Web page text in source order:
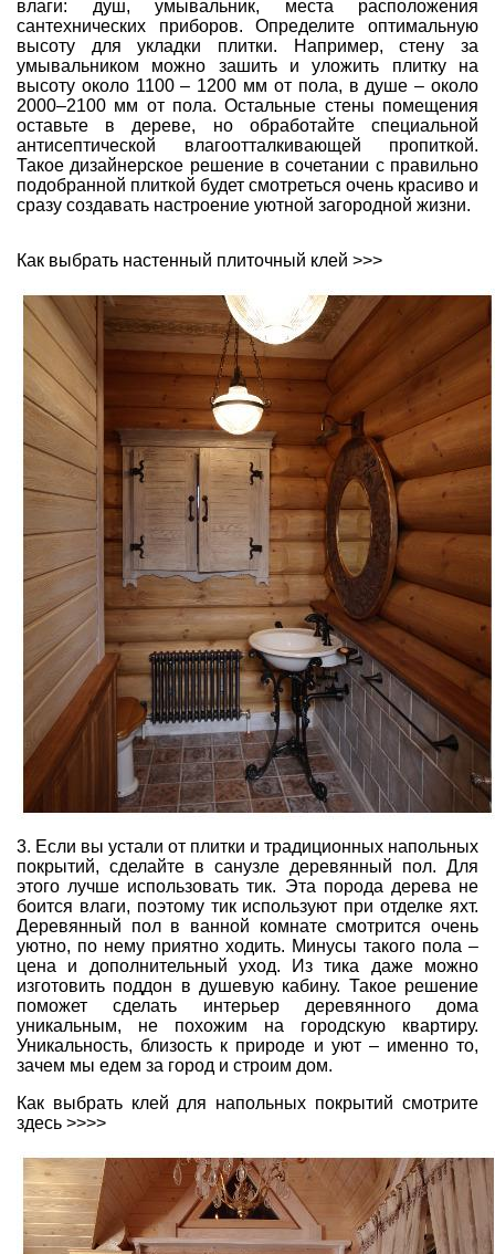
влаги: душ, умывальник, места расположения
сантехнических приборов. Определите оптимальную
высоту для укладки плитки. Например, стену за
умывальником можно зашить и уложить плитку на
высоту около 1100 – 1200 мм от пола, в душе – около
2000–2100 мм от пола. Остальные стены помещения
оставьте в дереве, но обработайте специальной
антисептической влагоотталкивающей пропиткой.
Такое дизайнерское решение в сочетании с правильно
подобранной плиткой будет смотреться очень красиво и
сразу создавать настроение уютной загородной жизни.
Как выбрать настенный плиточный клей >>>
3. Если вы устали от плитки и традиционных напольных
покрытий, сделайте в санузле деревянный пол. Для
этого лучше использовать тик. Эта порода дерева не
боится влаги, поэтому тик используют при отделке яхт.
Деревянный пол в ванной комнате смотрится очень
уютно, по нему приятно ходить. Минусы такого пола –
цена и дополнительный уход. Из тика даже можно
изготовить поддон в душевую кабину. Такое решение
поможет сделать интерьер деревянного дома
уникальным, не похожим на городскую квартиру.
Уникальность, близость к природе и уют – именно то,
зачем мы едем за город и строим дом.
Как выбрать клей для напольных покрытий смотрите
здесь >>>>